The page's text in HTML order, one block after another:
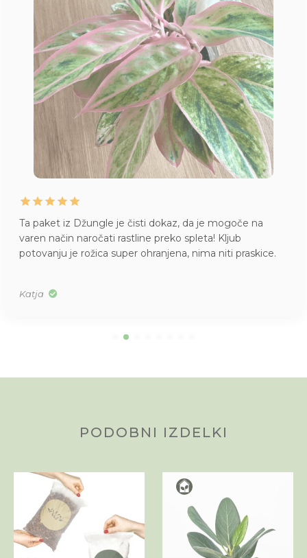
je čisti dokaz, da je mogoče na
rastline preko spleta! Kljub
ohranjena, nima niti praskice.
Juhej, danes je
skrbno
citrusih (moja
PODOBNI IZDELKI